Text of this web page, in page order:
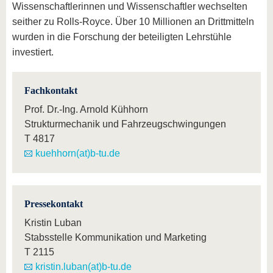
Wissenschaftlerinnen und Wissenschaftler wechselten
seither zu Rolls-Royce. Über 10 Millionen an Drittmitteln
wurden in die Forschung der beteiligten Lehrstühle
investiert.
Fachkontakt
Prof. Dr.-Ing. Arnold Kühhorn
Strukturmechanik und Fahrzeugschwingungen
T 4817
kuehhorn(at)b-tu.de
Pressekontakt
Kristin Luban
Stabsstelle Kommunikation und Marketing
T 2115
kristin.luban(at)b-tu.de